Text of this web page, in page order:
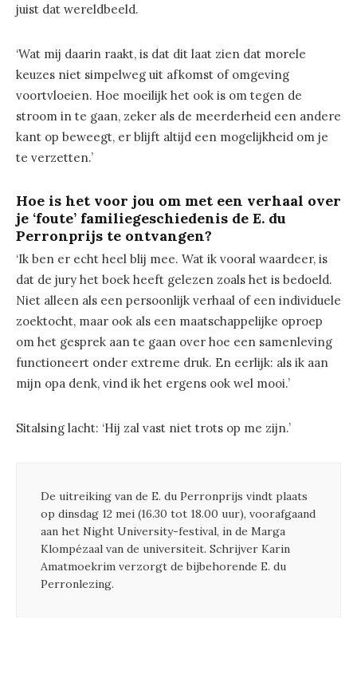
juist dat wereldbeeld.
‘Wat mij daarin raakt, is dat dit laat zien dat morele
keuzes niet simpelweg uit afkomst of omgeving
voortvloeien. Hoe moeilijk het ook is om tegen de
stroom in te gaan, zeker als de meerderheid een andere
kant op beweegt, er blijft altijd een mogelijkheid om je
te verzetten.’
Hoe is het voor jou om met een verhaal over
je ‘foute’ familiegeschiedenis de E. du
Perronprijs te ontvangen?
‘Ik ben er echt heel blij mee. Wat ik vooral waardeer, is
dat de jury het boek heeft gelezen zoals het is bedoeld.
Niet alleen als een persoonlijk verhaal of een individuele
zoektocht, maar ook als een maatschappelijke oproep
om het gesprek aan te gaan over hoe een samenleving
functioneert onder extreme druk. En eerlijk: als ik aan
mijn opa denk, vind ik het ergens ook wel mooi.’
Sitalsing lacht: ‘Hij zal vast niet trots op me zijn.’
De uitreiking van de E. du Perronprijs vindt plaats
op dinsdag 12 mei (16.30 tot 18.00 uur), voorafgaand
aan het Night University-festival, in de Marga
Klompézaal van de universiteit. Schrijver Karin
Amatmoekrim verzorgt de bijbehorende E. du
Perronlezing.